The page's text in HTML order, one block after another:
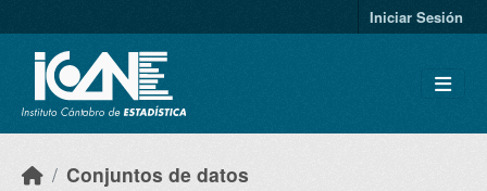
Iniciar Sesión
Conjuntos de datos